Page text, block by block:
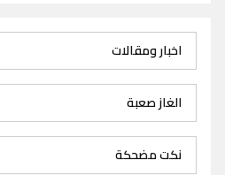
اخبار ومقالات
الغاز صعبة
نكت مضحكة